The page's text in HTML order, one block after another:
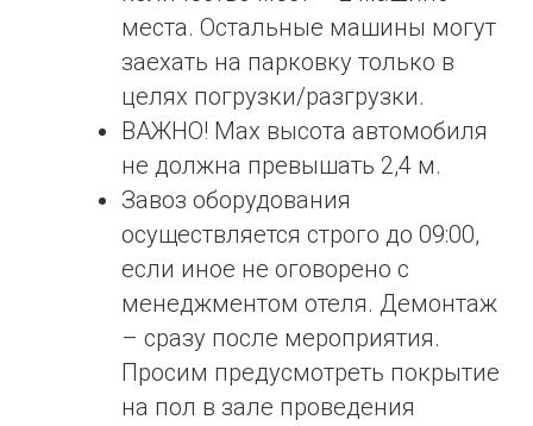
места. Остальные машины могут
заехать на парковку только в
целях погрузки/разгрузки.
ВАЖНО! Max высота автомобиля
не должна превышать 2,4 м.
Завоз оборудования
осуществляется строго до 09:00,
если иное не оговорено с
менеджментом отеля. Демонтаж
– сразу после мероприятия.
Просим предусмотреть покрытие
на пол в зале проведения